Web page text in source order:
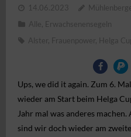
Verein
Jugend
Erwachsenensegeln
Segelbundesliga
14.06.2023
Alle Erwachsenensegeln
Alster
Frauenpower Helga Cup
Ups, we did it again. Zum 6.
wieder am Start beim Helga
Jahr mal was anderes
sind wir doch wieder am